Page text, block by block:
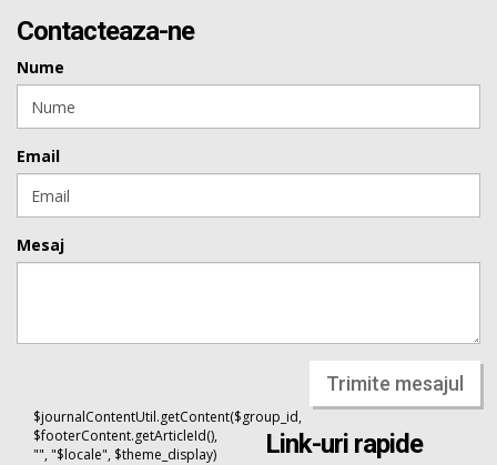
Contacteaza-ne
Nume
Email
Mesaj
Trimite mesajul
$journalContentUtil.getContent($group_id,
$footerContent.getArticleId(),
"", "$locale", $theme_display)
Link-uri rapide